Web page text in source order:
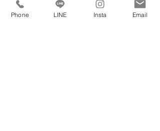
招聘
土地
一棟マンション
宽敞宽敞
可带宠物
Phone LINE Insta Email